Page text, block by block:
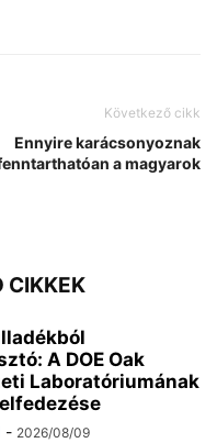
Következő cikk
Ennyire karácsonyoznak
a magyarok
CIKKEK
A DOE Oak
Laboratóriumának
- 2026/08/09